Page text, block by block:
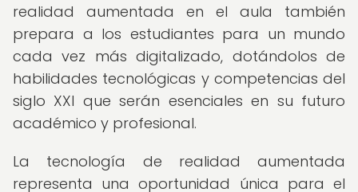
realidad aumentada en el aula también
prepara a los estudiantes para un mundo
cada vez más digitalizado, dotándolos de
habilidades tecnológicas y competencias del
siglo XXI que serán esenciales en su futuro
académico y profesional.
La tecnología de realidad aumentada
representa una oportunidad única para el